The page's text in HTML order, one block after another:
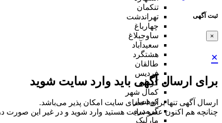
ثبت آگهی
×
×
برای ارسال آگهی باید وارد سایت شوید
ارسال آگهی تنها برای اعضای سایت امکان پذیر می‌باشد.
چنانچه هم‌ اکنون عضو سایت هستید وارد شوید و در غیر این صورت
تنکمان
تهراندشت
چهارباغ
ساوجبلاغ
سعیدآباد
هشتگرد
طالقان
فردیس
کردان
کمال شهر
کوهسار
گرمدره
مارلیک